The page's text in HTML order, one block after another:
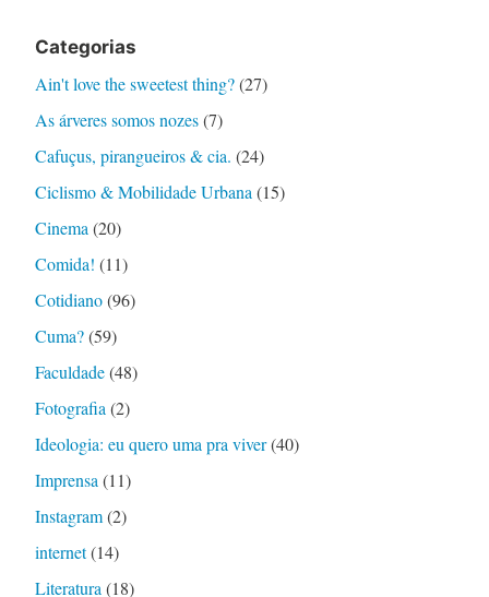
Categorias
Ain't love the sweetest thing?(27)
As árveres somos nozes(7)
Cafuçus, pirangueiros & cia. (24)
Ciclismo & Mobilidade Urbana (15)
Cinema (20)
Comida! (11)
Cotidiano(96)
Cuma?(59)
Faculdade(48)
Fotografia (2)
Ideologia: eu quero uma pra viver(40)
Imprensa (11)
Instagram(2)
internet(14)
Literatura (18)